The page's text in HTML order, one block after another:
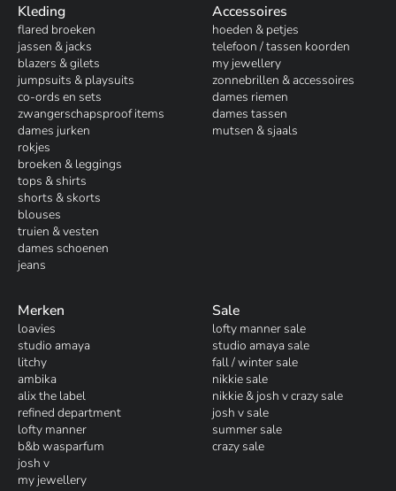
Kleding
flared broeken
jassen & jacks
blazers & gilets
jumpsuits & playsuits
co-ords en sets
zwangerschapsproof items
dames jurken
rokjes
broeken & leggings
tops & shirts
shorts & skorts
blouses
truien & vesten
dames schoenen
jeans
Accessoires
hoeden & petjes
telefoon / tassen koorden
my jewellery
zonnebrillen & accessoires
dames riemen
dames tassen
mutsen & sjaals
Merken
loavies
studio amaya
litchy
ambika
alix the label
refined department
lofty manner
b&b wasparfum
josh v
my jewellery
Sale
lofty manner sale
studio amaya sale
fall / winter sale
nikkie sale
nikkie & josh v crazy sale
josh v sale
summer sale
crazy sale